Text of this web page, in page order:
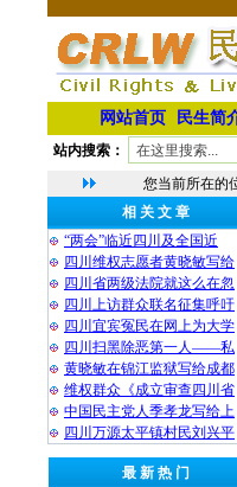
网站首页 民生简
站内搜索：
您当前所在的
相 关 文 章
“两会”临近四川及全国近
四川维权志愿者黄晓敏写给
四川省两级法院就这么在忽
四川上访群众联名征集呼吁
四川宜宾冤民在网上为大学
四川扫黑除恶第一人——私
黄晓敏在锦江监狱写给成都
维权群众《成立审查四川省
中国民主党人季孝龙写给上
四川万源太平镇村民刘兴平
最 新 热 门